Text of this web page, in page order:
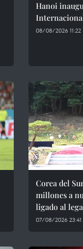
Hanoi
08/08/2026 11:22
Corea del
millones a
ligado al
07/08/2026 23:41